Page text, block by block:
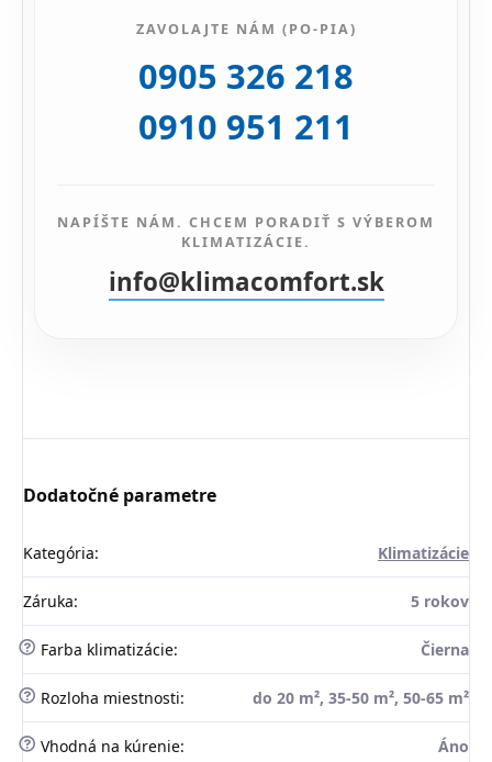
ZAVOLAJTE NÁM (PO-PIA)
0905 326 218
0910 951 211
NAPÍŠTE NÁM. CHCEM PORADIŤ S VÝBEROM
KLIMATIZÁCIE.
info@klimacomfort.sk
Dodatočné parametre
Kategória: Klimatizácie
Záruka: 5 rokov
? Farba klimatizácie: Čierna
? Rozloha miestnosti: do 20 m², 35-50 m², 50-65 m²
? Vhodná na kúrenie: Áno